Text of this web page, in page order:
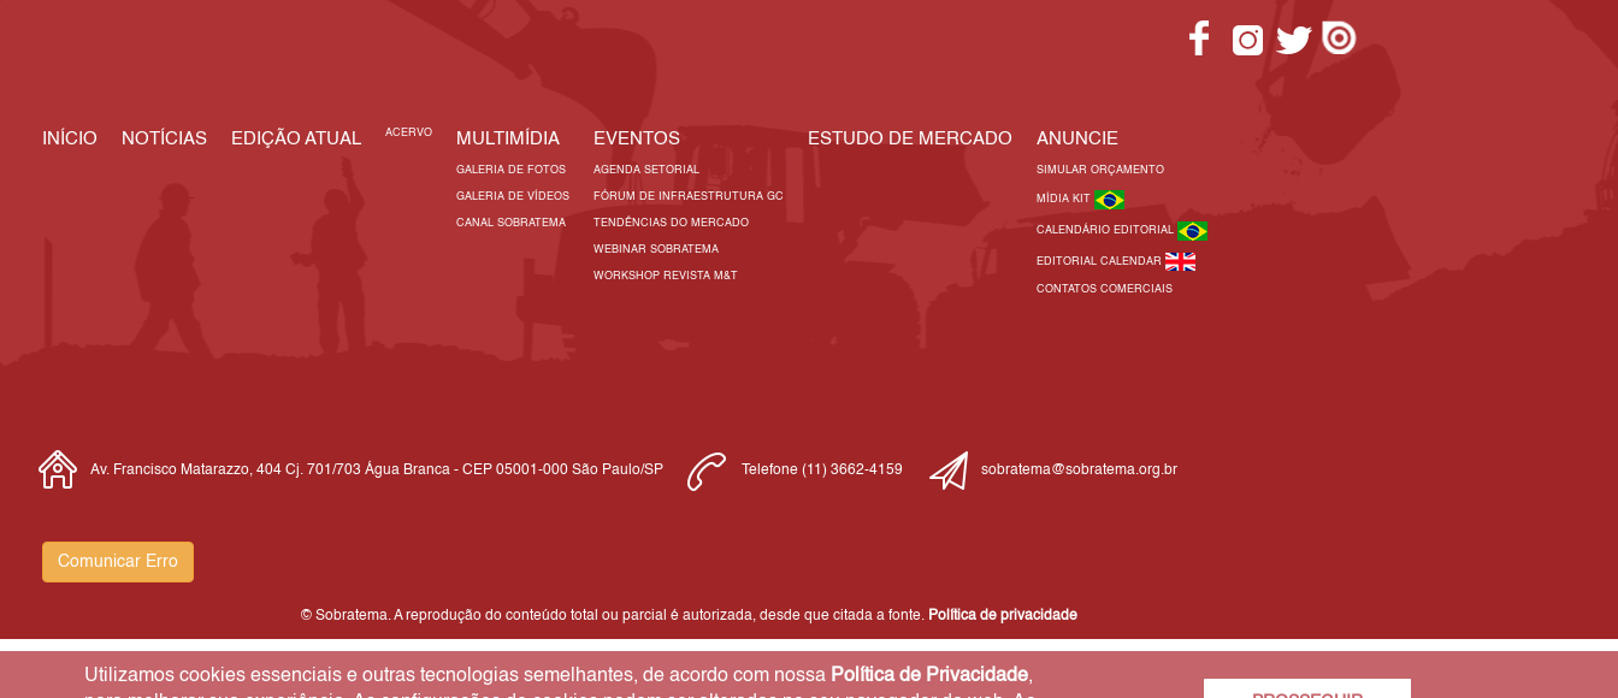
INÍCIO NOTÍCIAS EDIÇÃO ATUAL ACERVO MULTIMÍDIA
GALERIA DE FOTOS
GALERIA DE VÍDEOS
CANAL SOBRATEMA
EVENTOS
AGENDA SETORIAL
FÓRUM DE INFRAESTRUTURA GC
TENDÊNCIAS DO MERCADO
WEBINAR SOBRATEMA
WORKSHOP REVISTA M&T
ESTUDO DE MERCADO ANUNCIE
SIMULAR ORÇAMENTO
MÍDIA KIT
CALENDÁRIO EDITORIAL
EDITORIAL CALENDAR
CONTATOS COMERCIAIS
Av. Francisco Matarazzo, 404 Cj. 701/703 Água Branca - CEP 05001-000 São Paulo/SP Telefone (11) 3662-4159 sobratema@sobratema.org.br
Comunicar Erro
© Sobratema. A reprodução do conteúdo total ou parcial é autorizada, desde que citada a fonte. Política de privacidade
Utilizamos cookies essenciais e outras tecnologias semelhantes, de acordo com nossa Política de Privacidade,